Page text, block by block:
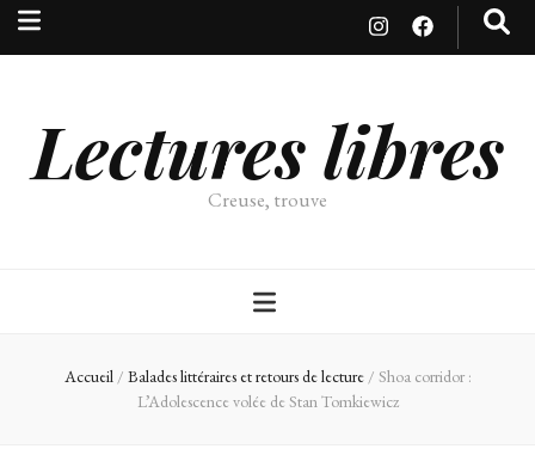
Lectures libres
Creuse, trouve
Accueil / Balades littéraires et retours de lecture / Shoa corridor :
L’Adolescence volée de Stan Tomkiewicz